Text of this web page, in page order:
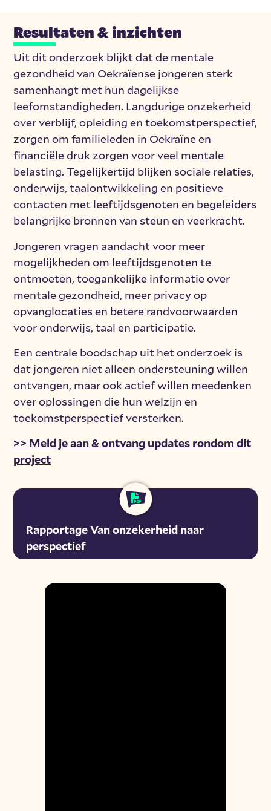
Resultaten & inzichten
Uit dit onderzoek blijkt dat de mentale
gezondheid van Oekraïense jongeren sterk
samenhangt met hun dagelijkse
leefomstandigheden. Langdurige onzekerheid
over verblijf, opleiding en toekomstperspectief,
zorgen om familieleden in Oekraïne en
financiële druk zorgen voor veel mentale
belasting. Tegelijkertijd blijken sociale relaties,
onderwijs, taalontwikkeling en positieve
contacten met leeftijdsgenoten en begeleiders
belangrijke bronnen van steun en veerkracht.
Jongeren vragen aandacht voor meer
mogelijkheden om leeftijdsgenoten te
ontmoeten, toegankelijke informatie over
mentale gezondheid, meer privacy op
opvanglocaties en betere randvoorwaarden
voor onderwijs, taal en participatie.
Een centrale boodschap uit het onderzoek is
dat jongeren niet alleen ondersteuning willen
ontvangen, maar ook actief willen meedenken
over oplossingen die hun welzijn en
toekomstperspectief versterken.
>> Meld je aan & ontvang updates rondom dit
project
Rapportage Van onzekerheid naar
perspectief